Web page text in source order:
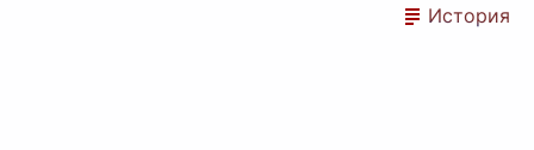
История